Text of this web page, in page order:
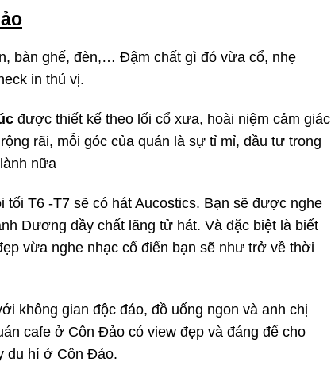
bàn ghế, đèn,… Đậm chất gì đó vừa cổ, nhẹ
in thú vị.
được thiết kế theo lối cổ xưa, hoài niệm cảm giác
rãi, mỗi góc của quán là sự tỉ mỉ, đầu tư trong
nữa
T6 -T7 sẽ có hát Aucostics. Bạn sẽ được nghe
Dương đầy chất lãng tử hát. Và đặc biệt là biết
vừa nghe nhạc cổ điển bạn sẽ như trở về thời
không gian độc đáo, đồ uống ngon và anh chị
cafe ở Côn Đảo có view đẹp và đáng để cho
du hí ở Côn Đảo.